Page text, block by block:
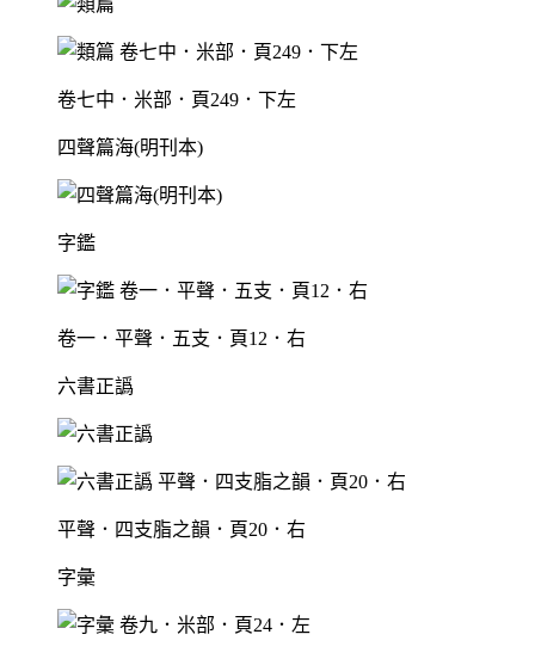
卷七中．米部．頁249．下左
四聲篇海(明刊本)
字鑑
卷一．平聲．五支．頁12．右
六書正譌
平聲．四支脂之韻．頁20．右
字彙